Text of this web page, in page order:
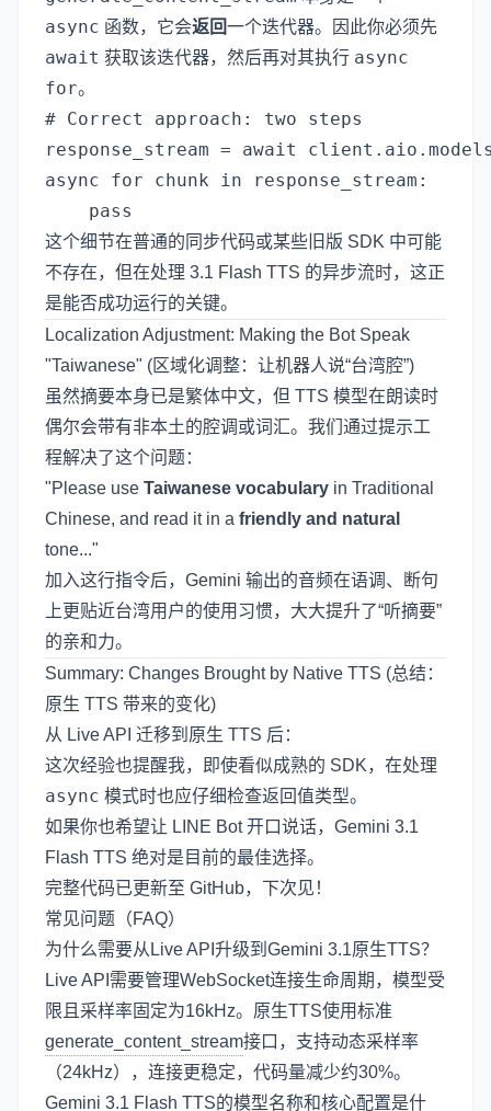
async 函数，它会返回一个迭代器。因此你必须先
await 获取该迭代器，然后再对其执行 async
for。
# Correct approach: two steps
response_stream = await
async for chunk in response_stream:
这个细节在普通的同步代码或某些旧版 SDK 中可能
不存在，但在处理 3.1 Flash TTS 的异步流时，这正
是能否成功运行的关键。
Localization Adjustment: Making the Bot Speak
"Taiwanese" (区域化调整：让机器人说“台湾腔”)
虽然摘要本身已是繁体中文，但 TTS 模型在朗读时
偶尔会带有非本土的腔调或词汇。我们通过提示工
程解决了这个问题：
"Please use Taiwanese vocabulary in Traditional
Chinese, and read it in a friendly and natural
tone..."
加入这行指令后，Gemini 输出的音频在语调、断句
上更贴近台湾用户的使用习惯，大大提升了“听摘要”
的亲和力。
Summary: Changes Brought by Native TTS (总结：
原生 TTS 带来的变化)
从 Live API 迁移到原生 TTS 后：
这次经验也提醒我，即使看似成熟的 SDK，在处理
async 模式时也应仔细检查返回值类型。
如果你也希望让 LINE Bot 开口说话，Gemini 3.1
Flash TTS 绝对是目前的最佳选择。
完整代码已更新至 GitHub，下次见！
常见问题（FAQ）
为什么需要从Live API升级到Gemini 3.1原生TTS？
Live API需要管理WebSocket连接生命周期，模型受
限且采样率固定为16kHz。原生TTS使用标准
generate_content_stream接口，支持动态采样率
（24kHz），连接更稳定，代码量减少约30%。
Gemini 3.1 Flash TTS的模型名称和核心配置是什